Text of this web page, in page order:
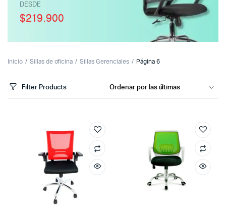
DESDE
$219.900
Inicio Sillas de oficina Sillas Gerenciales Página 6
Filter Products